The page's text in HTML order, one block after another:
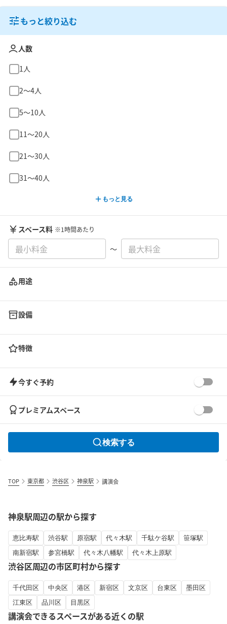
もっと絞り込む
人数
1人
2〜4人
5〜10人
11〜20人
21〜30人
31〜40人
もっと見る
スペース料 ※1時間あたり
〜
用途
設備
特徴
今すぐ予約
プレミアムスペース
検索する
TOP 東京都 渋谷区 神泉駅 講演会
神泉駅周辺の駅から探す
恵比寿駅 渋谷駅 原宿駅 代々木駅 千駄ケ谷駅
笹塚駅
南新宿駅
参宮橋駅 代々木八幡駅 代々木上原駅
渋谷区周辺の市区町村から探す
千代田区 中央区 港区 新宿区 文京区 台東区
墨田区
江東区
品川区 目黒区
講演会できるスペースがある近くの駅